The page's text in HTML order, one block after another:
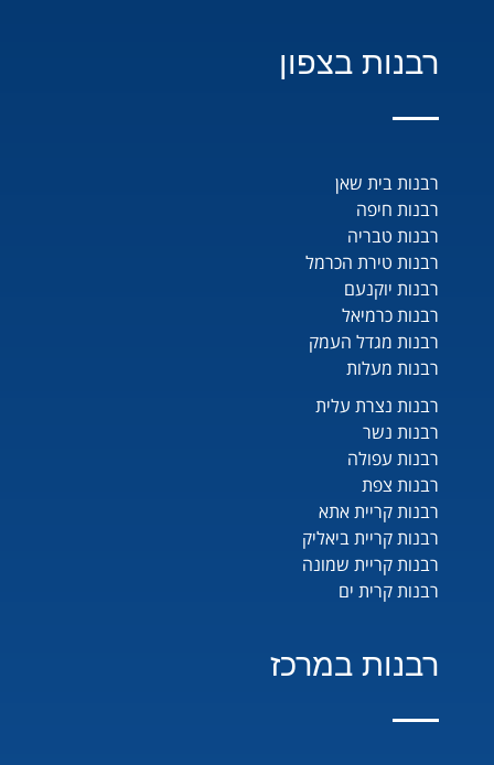
רבנות בצפון
רבנות בית שאן
רבנות חיפה
רבנות טבריה
רבנות טירת הכרמל
רבנות יוקנעם
רבנות כרמיאל
רבנות מגדל העמק
רבנות מעלות
רבנות נצרת עלית
רבנות נשר
רבנות עפולה
רבנות צפת
רבנות קריית אתא
רבנות קריית ביאליק
רבנות קריית שמונה
רבנות קרית ים
רבנות במרכז